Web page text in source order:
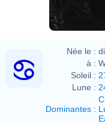
Née le :
à :
Soleil :
Lune :
Dominantes :